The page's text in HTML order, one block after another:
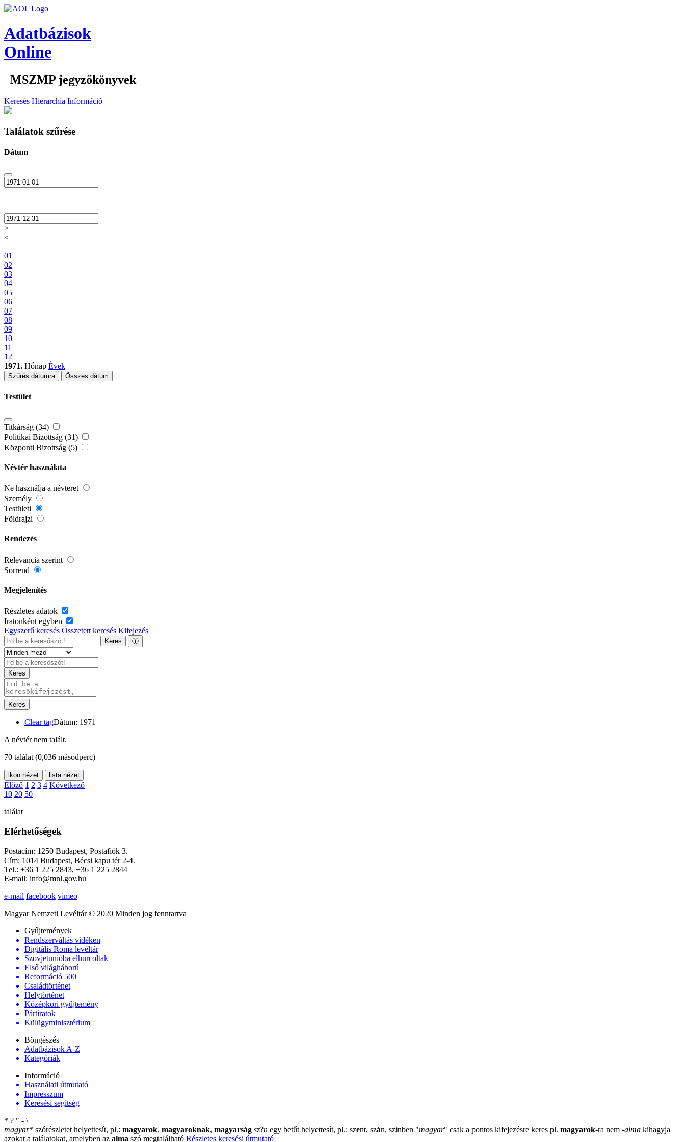
Adatbázisok
Online
MSZMP jegyzőkönyvek
Keresés Hierarchia Információ
Találatok szűrése
Dátum
—
>
<
01
02
03
04
05
06
07
08
09
10
11
12
1971. Hónap Évek
Szűrés dátumra Összes dátum
Testület
Titkárság (34)
Politikai Bizottság (31)
Központi Bizottság (5)
Névtér használata
Ne használja a névteret
Személy
Testületi
Földrajzi
Rendezés
Relevancia szerint
Sorrend
Megjelenítés
Részletes adatok
Iratonként egyben
Egyszerű keresés Összetett keresés Kifejezés
Keres ⓘ
Keres
Keres
Clear tagDátum: 1971
A névtér nem talált.
70 találat (0,036 másodperc)
ikon nézet lista nézet
Előző 1 2 3 4 Következő
10 20 50
találat
Elérhetőségek
Postacím: 1250 Budapest, Postafiók 3.
Cím: 1014 Budapest, Bécsi kapu tér 2-4.
Tel.: +36 1 225 2843, +36 1 225 2844
E-mail: info@mnl.gov.hu
e-mail facebook vimeo
Magyar Nemzeti Levéltár © 2020 Minden jog fenntartva
Gyűjtemények
Rendszerváltás vidéken
Digitális Roma levéltár
Szovjetunióba elhurcoltak
Első világháború
Reformáció 500
Családtörténet
Helytörténet
Középkori gyűjtemény
Pártiratok
Külügyminisztérium
Böngészés
Adatbázisok A-Z
Kategóriák
Információ
Használati útmutató
Impresszum
Keresési segítség
* ? " - \
magyar* szórészletet helyettesít, pl.: magyarok, magyaroknak, magyarság sz?n egy betűt helyettesít, pl.: szent, szán, színben "magyar" csak a pontos kifejezésre keres pl. magyarok-ra nem -alma kihagyja
azokat a találatokat, amelyben az alma szó megtalálható Részletes keresési útmutató